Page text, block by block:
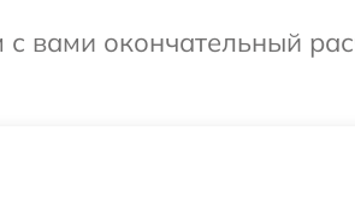
вами окончательный